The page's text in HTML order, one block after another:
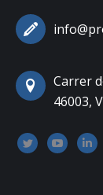
Carrer
46003,
Encuéntranos
Twitter